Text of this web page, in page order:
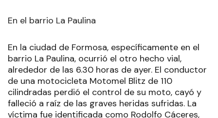
En el barrio La Paulina
En la ciudad de Formosa, específicamente en el
barrio La Paulina, ocurrió el otro hecho vial,
alrededor de las 6.30 horas de ayer. El conductor
de una motocicleta Motomel Blitz de 110
cilindradas perdió el control de su moto, cayó y
falleció a raíz de las graves heridas sufridas. La
víctima fue identificada como Rodolfo Cáceres,